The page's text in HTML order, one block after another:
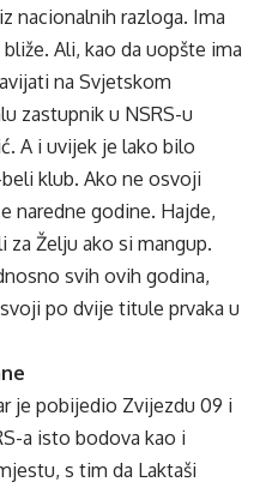
nacionalnih razloga. Ima
Ali, kao da uopšte ima
na Svjetskom
zastupnik u NSRS-u
A i uvijek je lako bilo
klub. Ako ne osvoji
naredne godine. Hajde,
za Želju ako si mangup.
svih ovih godina,
po dvije titule prvaka u
je pobijedio Zvijezdu 09 i
a isto bodova kao i
s tim da Laktaši